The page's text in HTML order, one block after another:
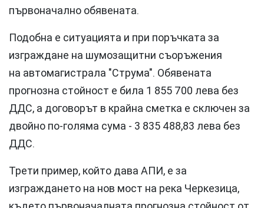
първоначално обявената.
Подобна е ситуацията и при поръчката за
изграждане на шумозащитни съоръжения
на автомагистрала "Струма". Обявената
прогнозна стойност е била 1 855 700 лева без
ДДС, а договорът в крайна сметка е сключен за
двойно по-голяма сума - 3 835 488,83 лева без
ДДС.
Трети пример, който дава АПИ, е за
изграждането на нов мост на река Черкезица,